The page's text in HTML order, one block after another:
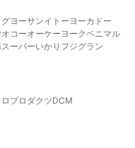
グヨーサンイトーヨーカドー
オコーオーケー ヨークベニマル
ーパーいかり フジグラン
プロダクツDCM